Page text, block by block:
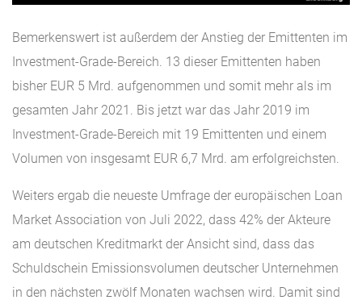
Bemerkenswert ist außerdem der Anstieg der Emittenten im
Investment-Grade-Bereich. 13 dieser Emittenten haben
bisher EUR 5 Mrd. aufgenommen und somit mehr als im
gesamten Jahr 2021. Bis jetzt war das Jahr 2019 im
Investment-Grade-Bereich mit 19 Emittenten und einem
Volumen von insgesamt EUR 6,7 Mrd. am erfolgreichsten.
Weiters ergab die neueste Umfrage der europäischen Loan
Market Association von Juli 2022, dass 42% der Akteure
am deutschen Kreditmarkt der Ansicht sind, dass das
Schuldschein Emissionsvolumen deutscher Unternehmen
in den nächsten zwölf Monaten wachsen wird. Damit sind